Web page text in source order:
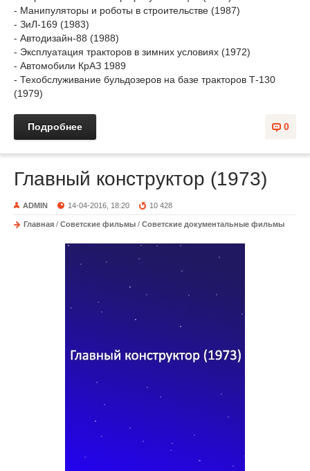
- Манипуляторы и роботы в строительстве (1987)
- ЗиЛ-169 (1983)
- Автодизайн-88 (1988)
- Эксплуатация тракторов в зимних условиях (1972)
- Автомобили КрАЗ 1989
- Техобслуживание бульдозеров на базе тракторов Т-130
(1979)
0
Подробнее
Главный конструктор (1973)
ADMIN 14-04-2016, 18:20 10 428
Главная / Советские фильмы / Советские документальные фильмы